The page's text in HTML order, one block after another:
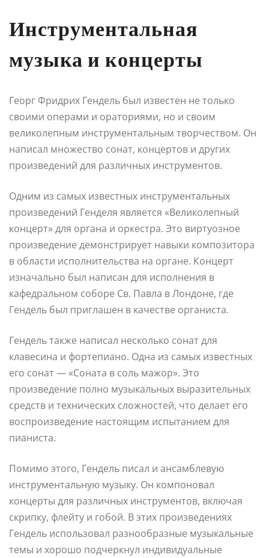
Инструментальная
музыка и концерты
Георг Фридрих Гендель был известен не только
своими операми и ораториями, но и своим
великолепным инструментальным творчеством. Он
написал множество сонат, концертов и других
произведений для различных инструментов.
Одним из самых известных инструментальных
произведений Генделя является «Великолепный
концерт» для органа и оркестра. Это виртуозное
произведение демонстрирует навыки композитора
в области исполнительства на органе. Концерт
изначально был написан для исполнения в
кафедральном соборе Св. Павла в Лондоне, где
Гендель был приглашен в качестве органиста.
Гендель также написал несколько сонат для
клавесина и фортепиано. Одна из самых известных
его сонат — «Соната в соль мажор». Это
произведение полно музыкальных выразительных
средств и технических сложностей, что делает его
воспроизведение настоящим испытанием для
пианиста.
Помимо этого, Гендель писал и ансамблевую
инструментальную музыку. Он компоновал
концерты для различных инструментов, включая
скрипку, флейту и гобой. В этих произведениях
Гендель использовал разнообразные музыкальные
темы и хорошо подчеркнул индивидуальные